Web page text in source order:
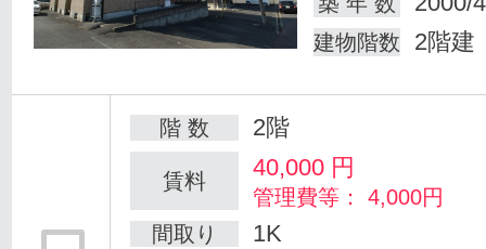
建物階数 2階建
階 数 2階
賃料 40,000 円
管理費等： 4,000円
間取り
1K